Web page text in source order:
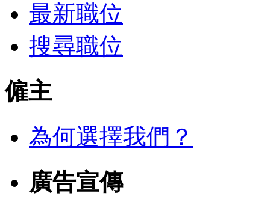
最新職位
搜尋職位
僱主
為何選擇我們？
廣告宣傳